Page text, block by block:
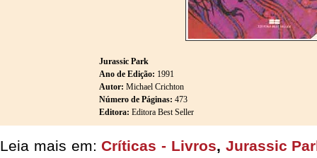
Jurassic Park
Ano de Edição: 1991
Autor: Michael Crichton
Número de Páginas: 473
Editora: Editora Best Seller
Leia mais em:Críticas - Livros, Jurassic